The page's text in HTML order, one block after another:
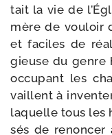
tait la vie de
mère de vou­loir
et faciles de
gieuse du genre
occu­pant les
vaillent à
laquelle tous les
sés de